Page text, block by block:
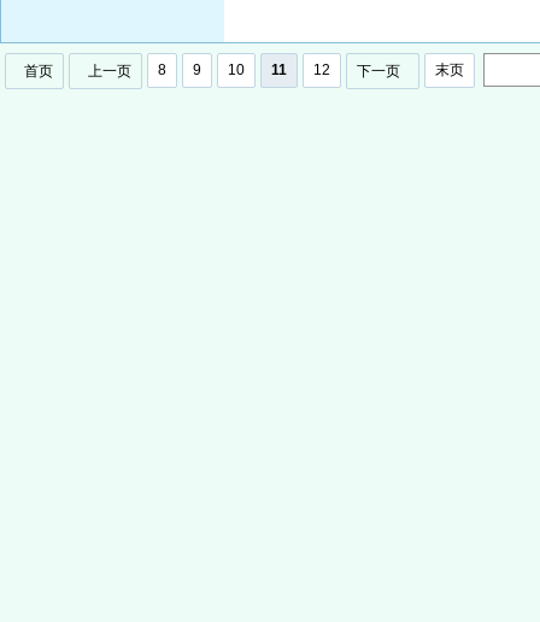
首页 上一页 8 9 10 11 12 下一页 末页